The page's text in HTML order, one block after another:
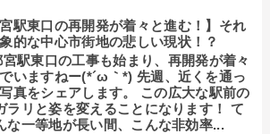
宮駅東口の再開発が着々と進む！】それ
的な中心市街地の悲しい現状！？
駅東口の工事も始まり、再開発が着々
いますねー(*´ω｀*) 先週、近くを通っ
真をシェアします。 この広大な駅前の
ラリと姿を変えることになります！ て
な一等地が長い間、こんな非効率...